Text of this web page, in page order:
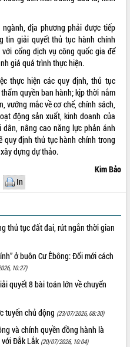
địa phương phải được tiếp
tin giải quyết thủ tục hành chính
cổng dịch vụ công quốc gia để
giá quá trình thực hiện.
thực hiện các quy định, thủ tục
quyền ban hành; kịp thời nắm
vướng mắc về cơ chế, chính sách,
động sản xuất, kinh doanh của
nâng cao năng lực phản ánh
quy định thủ tục hành chính trong
dựng dự thảo.
Kim Bảo
In
thủ tục đất đai, rút ngắn thời gian
ở buôn Cư Êbông: Đổi mới cách
10:27)
quyết 8 bài toán lớn về chuyển
tuyến chủ động (23/07/2026, 08:30)
và chính quyền đồng hành là
Đắk Lắk (20/07/2026, 10:04)